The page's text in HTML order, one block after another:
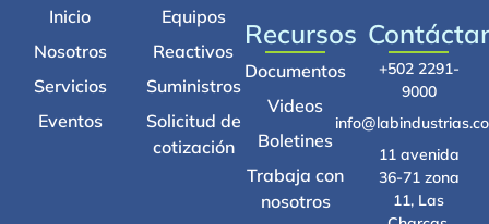
Inicio
Nosotros
Servicios
Eventos
Equipos
Reactivos
Suministros
Solicitud de
cotización
Recursos
Documentos
Videos
Boletines
Trabaja con
nosotros
+502 2291-
9000
11 avenida
36-71 zona
11, Las